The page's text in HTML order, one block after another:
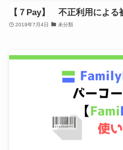
【７Pay】 不正利用による
2019年7月4日 未分類